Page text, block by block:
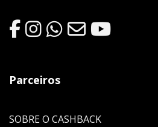
Parceiros
SOBRE O CASHBACK